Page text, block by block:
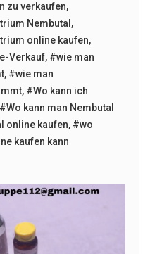
zu verkaufen,
Nembutal ,
online kaufen,
Verkauf, #wie man
, #wie man
, #Wo kann ich
kann man Nembutal
online kaufen, #wo
kaufen kann